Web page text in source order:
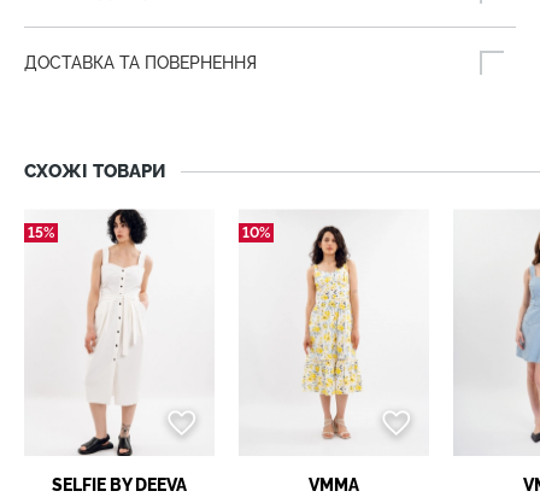
ДОСТАВКА ТА ПОВЕРНЕННЯ
СХОЖІ ТОВАРИ
15%
SELFIE BY DEEVA
10%
VMMA